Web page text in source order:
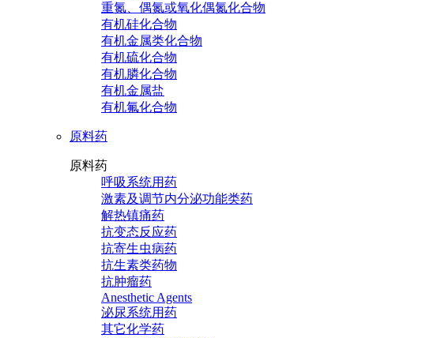
重氮、偶氮或氧化偶氮化合物
有机硅化合物
有机金属类化合物
有机硫化合物
有机膦化合物
有机金属盐
有机氟化合物
原料药
原料药
呼吸系统用药
激素及调节内分泌功能类药
解热镇痛药
抗变态反应药
抗寄生虫病药
抗生素类药物
抗肿瘤药
Anesthetic Agents
泌尿系统用药
其它化学药